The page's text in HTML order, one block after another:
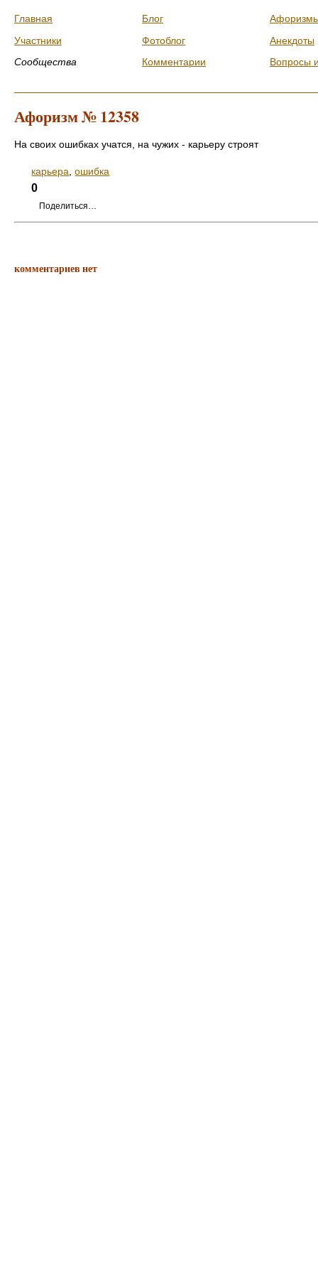
Главная
Участники
Сообщества
Блог
Фотоблог
Комментарии
Анекдоты
Вопросы
Афоризм № 12358
На своих ошибках учатся, на чужих - карьеру строят
карьера,ошибка
0
Поделиться…
комментариев нет